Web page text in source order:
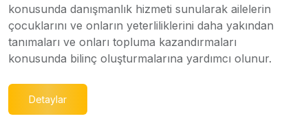
konusunda danışmanlık hizmeti sunularak ailelerin
çocuklarını ve onların yeterliliklerini daha yakından
tanımaları ve onları topluma kazandırmaları
konusunda bilinç oluşturmalarına yardımcı olunur.
Detaylar